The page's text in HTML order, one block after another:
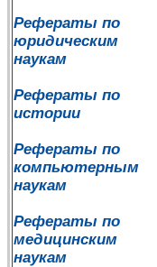
Рефераты по
юридическим
наукам
Рефераты по
истории
Рефераты по
компьютерным
наукам
Рефераты по
медицинским
наукам